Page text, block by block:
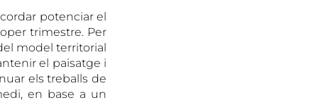
potenciar el
trimestre. Per
model territorial
el paisatge i
els treballs de
en base a un